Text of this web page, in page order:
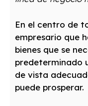
En el centro de
empresario que
bienes que se
predeterminado
de vista
puede prosperar.